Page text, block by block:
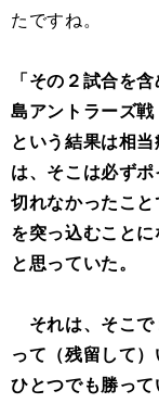
たですね。
「その２試合を
島アントラーズ
という結果は相
は、そこは必ず
切れなかったこ
を突っ込むこと
と思っていた。
それは、そこで
って（残留して
ひとつでも勝っ